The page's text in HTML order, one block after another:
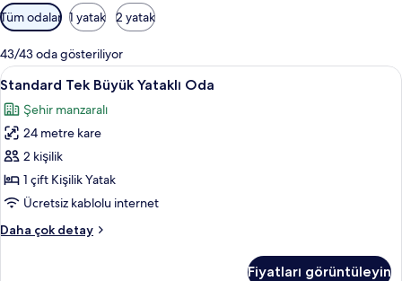
Odalar
için
mevcut
filtreler
Tüm odalar 1 yatak 2 yatak
43/43 oda gösteriliyor
Standard
Tek
Büyük
Yataklı
Oda
için
tüm
görün
Kaliteli yatak takımı, kuştüyü yorgan,
10
Standard Tek Büyük Yataklı Oda
Şehir manzaralı
24 metre kare
2 kişilik
1 çift Kişilik Yatak
Ücretsiz kablolu internet
Daha çok detay
Standard
Fiyatları görüntüleyin